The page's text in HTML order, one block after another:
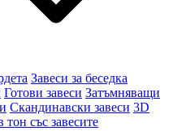
Завеси за беседка
Готови завеси Затъмняващи
Скандинавски завеси 3D
със завесите